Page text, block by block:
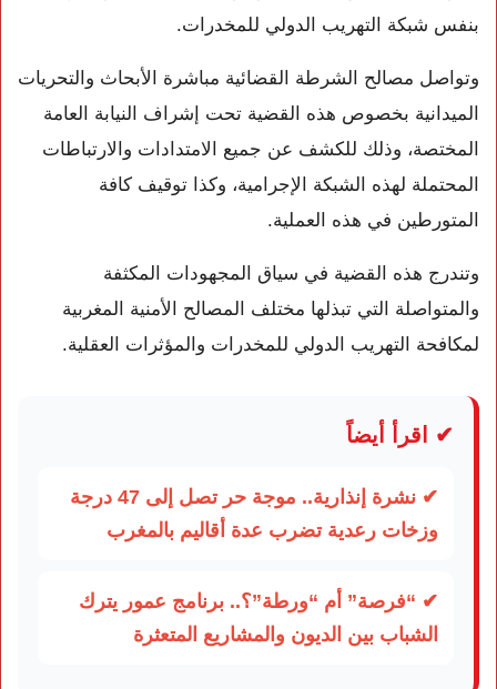
بنفس شبكة التهريب الدولي للمخدرات.
وتواصل مصالح الشرطة القضائية مباشرة الأبحاث والتحريات
الميدانية بخصوص هذه القضية تحت إشراف النيابة العامة
المختصة، وذلك للكشف عن جميع الامتدادات والارتباطات
المحتملة لهذه الشبكة الإجرامية، وكذا توقيف كافة
المتورطين في هذه العملية.
وتندرج هذه القضية في سياق المجهودات المكثفة
والمتواصلة التي تبذلها مختلف المصالح الأمنية المغربية
لمكافحة التهريب الدولي للمخدرات والمؤثرات العقلية.
✔ اقرأ أيضاً
✔ نشرة إنذارية.. موجة حر تصل إلى 47 درجة
وزخات رعدية تضرب عدة أقاليم بالمغرب
✔ “فرصة” أم “ورطة”؟.. برنامج عمور يترك
الشباب بين الديون والمشاريع المتعثرة